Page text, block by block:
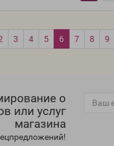
3 4 5 6 7 8 9
о
или услуг
магазина